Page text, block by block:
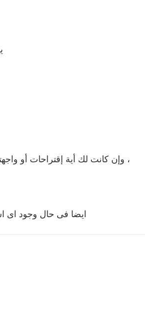
، وإن كانت لك أية إقتراحات أو
ايضا فى حال وجود اى